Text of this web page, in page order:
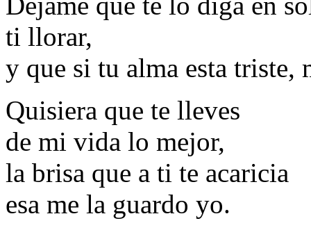
ti llorar,
y que si tu alma esta triste,
Quisiera que te lleves
de mi vida lo mejor,
la brisa que a ti te acaricia
esa me la guardo yo.